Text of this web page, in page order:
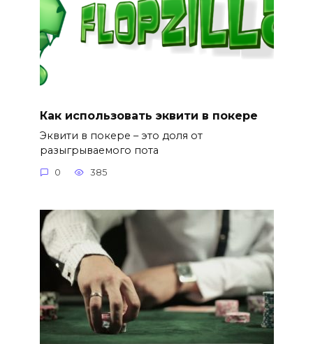
Как использовать эквити в покере
Эквити в покере – это доля от
разыгрываемого пота
0 385